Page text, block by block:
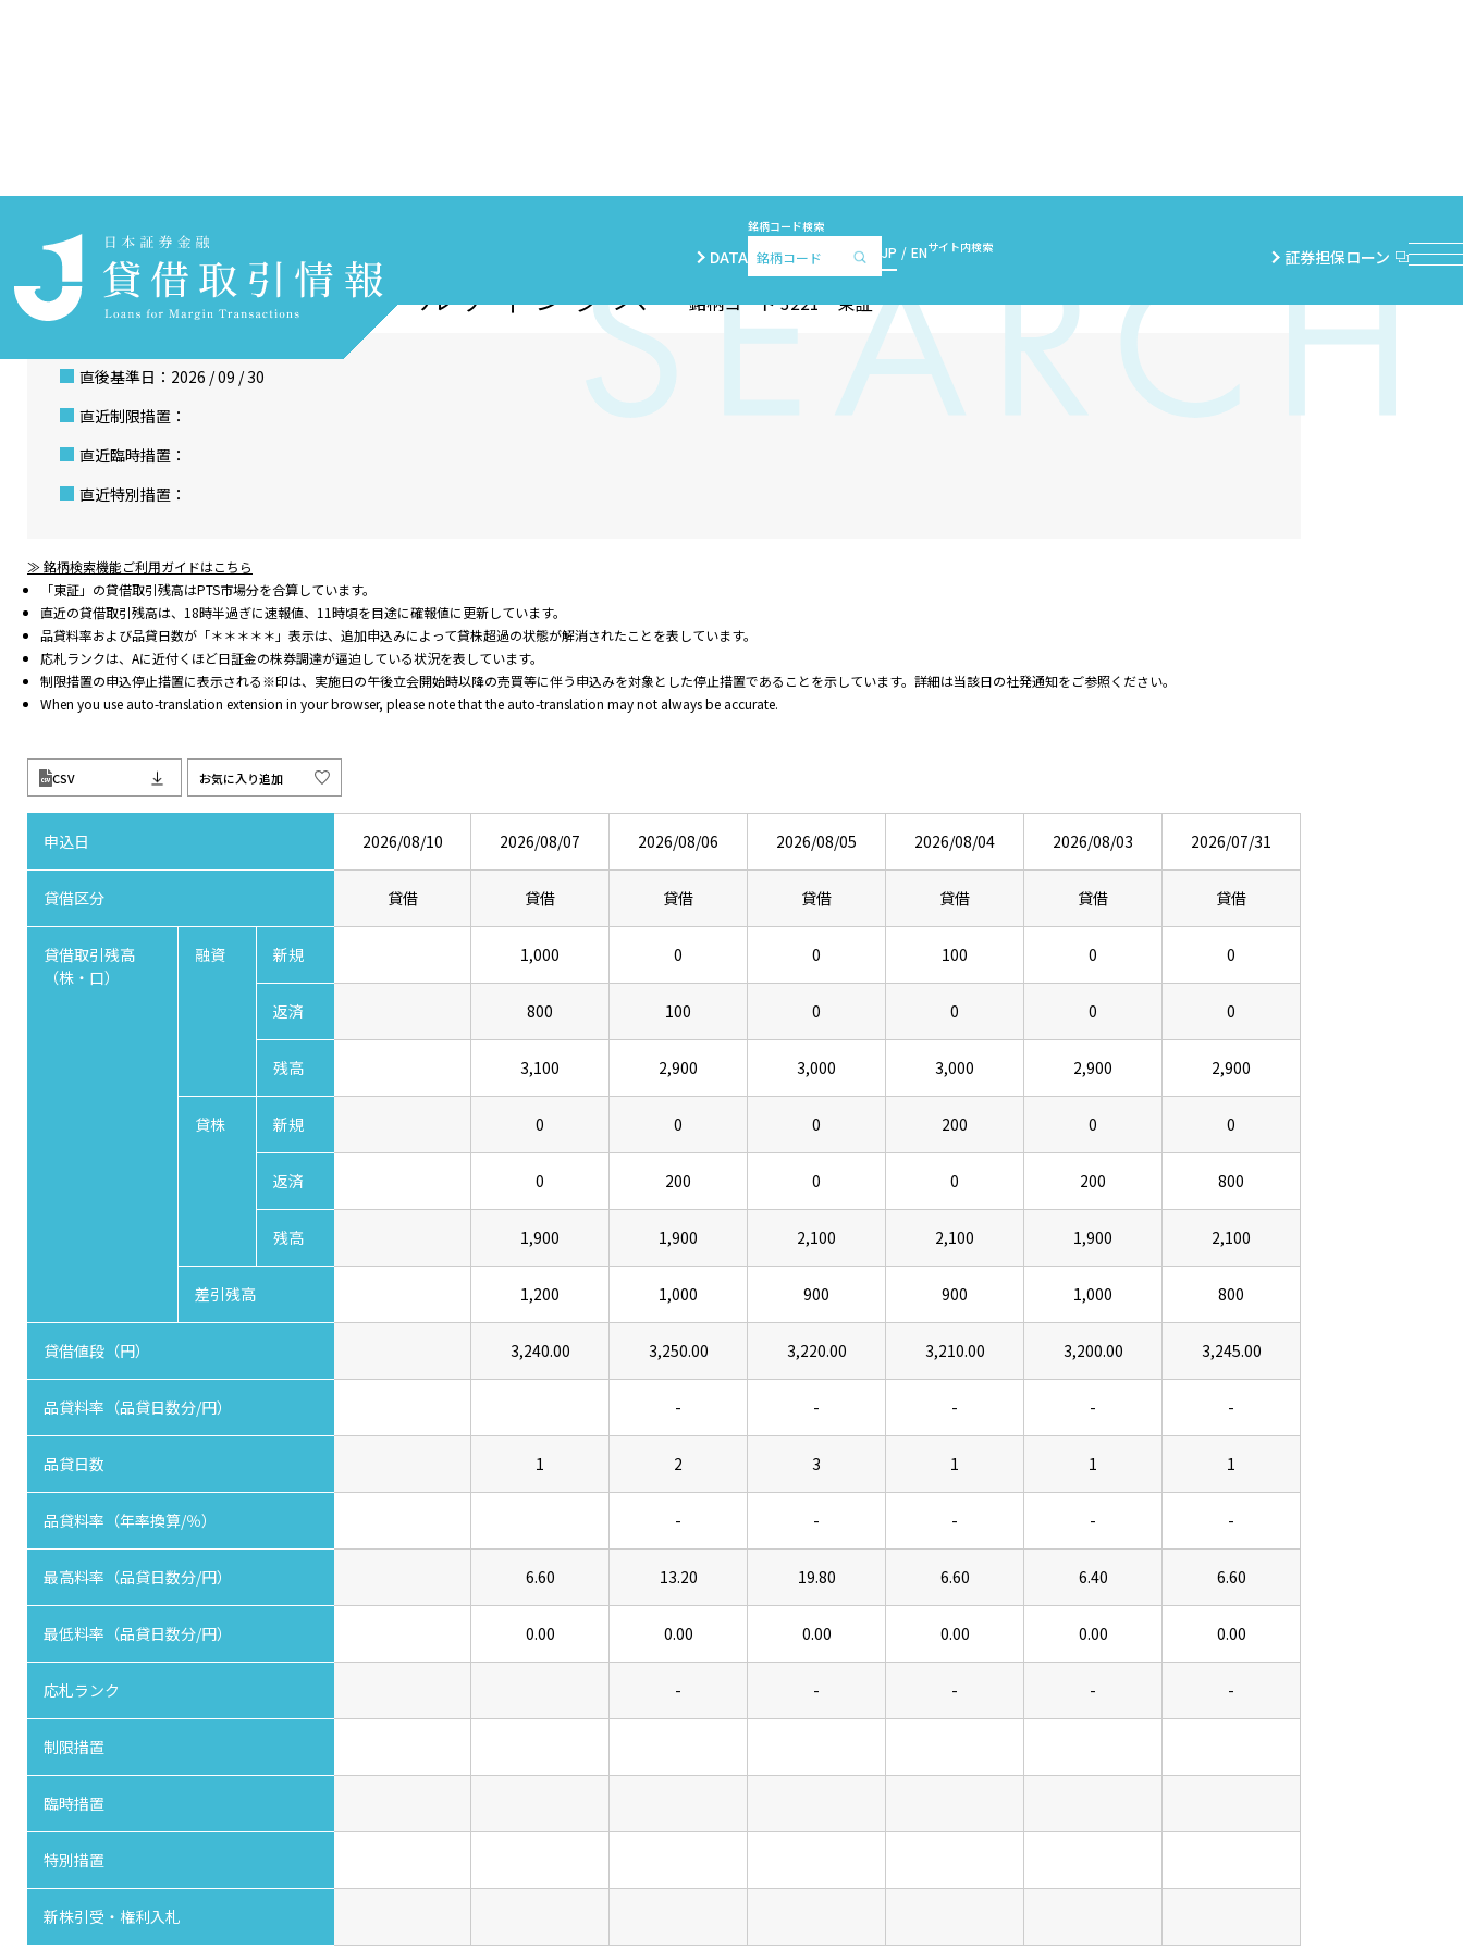
DATA
銘柄コード検索
JP ENサイト内検索 証券担保ローン
（株）ヨシックスホールディングス銘柄コード 3221 東証
直後基準日：2026 / 09 / 30
直近制限措置：
直近臨時措置：
直近特別措置：
≫ 銘柄検索機能ご利用ガイドはこちら
「東証」の貸借取引残高はPTS市場分を合算しています。
直近の貸借取引残高は、18時半過ぎに速報値、11時頃を目途に確報値に更新しています。
品貸料率および品貸日数が「＊＊＊＊＊」表示は、追加申込みによって貸株超過の状態が解消されたことを表しています。
応札ランクは、Aに近付くほど日証金の株券調達が逼迫している状況を表しています。
制限措置の申込停止措置に表示される※印は、実施日の午後立会開始時以降の売買等に伴う申込みを対象とした停止措置であることを示しています。詳細は当該日の社発通知をご参照ください。
When you use auto-translation extension in your browser, please note that the auto-translation may not always be accurate.
CSV お気に入り追加
申込日 2026/08/10 2026/08/07 2026/08/06 2026/08/05 2026/08/04 2026/08/03 2026/07/31
貸借区分 貸借 貸借 貸借 貸借 貸借 貸借 貸借
貸借取引残高
（株・口）
融資 新規 1,000 0 0 100 0 0
返済 800 100 0 0 0 0
残高 3,100 2,900 3,000 3,000 2,900 2,900
貸株 新規 0 0 0 200 0 0
返済 0 200 0 0 200 800
残高 1,900 1,900 2,100 2,100 1,900 2,100
差引残高 1,200 1,000 900 900 1,000 800
貸借値段（円） 3,240.00 3,250.00 3,220.00 3,210.00 3,200.00 3,245.00
品貸料率（品貸日数分/円） - - - - -
品貸日数 1 2 3 1 1 1
品貸料率（年率換算/％） - - - - -
最高料率（品貸日数分/円） 6.60 13.20 19.80 6.60 6.40 6.60
最低料率（品貸日数分/円） 0.00 0.00 0.00 0.00 0.00 0.00
応札ランク - - - - -
制限措置
臨時措置
特別措置
新株引受・権利入札